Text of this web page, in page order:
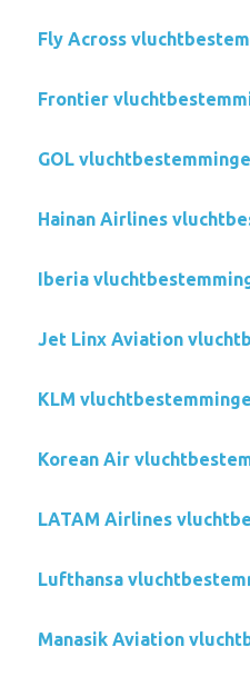
Fly Across
Frontier
GOL
Hainan Airlines
Iberia
Jet Linx Aviation
KLM
Korean Air
LATAM Airlines
Lufthansa
Manasik Aviation